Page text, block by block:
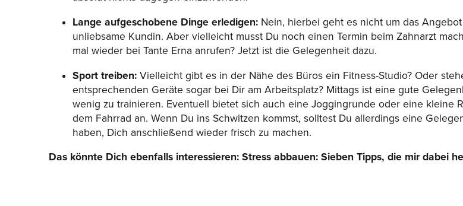
Lange aufgeschobene Dinge erledigen: Nein, hierbei geht es nicht um das
unliebsame Kundin. Aber vielleicht musst Du noch einen Termin beim Zahnarzt
mal wieder bei Tante Erna anrufen? Jetzt ist die Gelegenheit dazu.
Sport treiben: Vielleicht gibt es in der Nähe des Büros ein Fitness-Studio? Oder
entsprechenden Geräte sogar bei Dir am Arbeitsplatz? Mittags ist eine gute
wenig zu trainieren. Eventuell bietet sich auch eine Joggingrunde oder eine kleine
dem Fahrrad an. Wenn Du ins Schwitzen kommst, solltest Du allerdings eine
haben, Dich anschließend wieder frisch zu machen.
Das könnte Dich ebenfalls interessieren: Stress abbauen: Sieben Tipps, die mir dabei